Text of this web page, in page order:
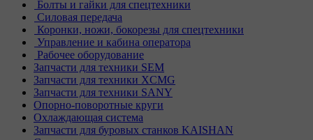
Болты и гайки для спецтехники
Силовая передача
Коронки, ножи, бокорезы для спецтехники
Управление и кабина оператора
Рабочее оборудование
Запчасти для техники SEM
Запчасти для техники XCMG
Запчасти для техники SANY
Опорно-поворотные круги
Охлаждающая система
Запчасти для буровых станков KAISHAN